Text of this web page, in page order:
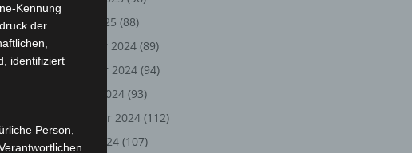
Januar 2025 (88)
Dezember 2024 (89)
November 2024 (94)
Oktober 2024 (93)
September 2024 (112)
August 2024 (107)
Kennung
der
identifiziert
Person,